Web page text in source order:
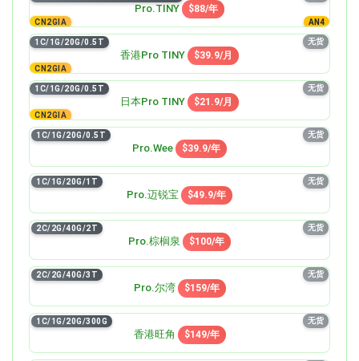
GIANT (3 IPv4) $929.9/月
GIANT $749/月
LARGE $389/月
GIANT $789/月
8C/24G/640G/24T 无货
Pro.TINY $88/年
AN4
CN2GIA
香港Pro TINY $39.9/月
1C/1G/20G/0.5T
CN2GIA
无货
日本Pro TINY $21.9/月
1C/1G/20G/0.5T
CN2GIA
无货
Pro.Wee $39.9/年
1C/1G/20G/0.5T 无货
Pro.迈锐宝 $49.9/年
1C/1G/20G/1T 无货
Pro.棕榈泉 $100/年
2C/2G/40G/2T 无货
Pro.尔湾 $159/年
2C/2G/40G/3T 无货
香港旺角 $149/年
1C/1G/20G/300G 无货